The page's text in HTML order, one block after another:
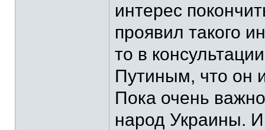
интерес
проявил такого
то в
Путиным, что он
Пока очень
народ Украины.